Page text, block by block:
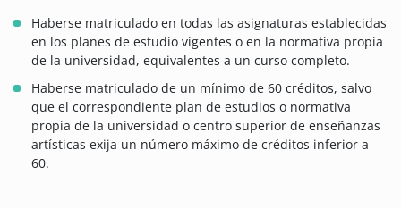
Haberse matriculado en todas las asignaturas establecidas
en los planes de estudio vigentes o en la normativa propia
de la universidad, equivalentes a un curso completo.
Haberse matriculado de un mínimo de 60 créditos, salvo
que el correspondiente plan de estudios o normativa
propia de la universidad o centro superior de enseñanzas
artísticas exija un número máximo de créditos inferior a
60.